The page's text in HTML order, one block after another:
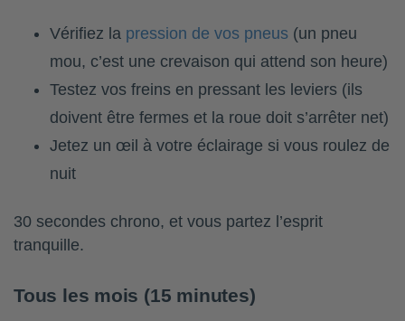
Vérifiez la pression de vos pneus (un pneu
mou, c’est une crevaison qui attend son heure)
Testez vos freins en pressant les leviers (ils
doivent être fermes et la roue doit s’arrêter net)
Jetez un œil à votre éclairage si vous roulez de
nuit
30 secondes chrono, et vous partez l’esprit
tranquille.
Tous les mois (15 minutes)